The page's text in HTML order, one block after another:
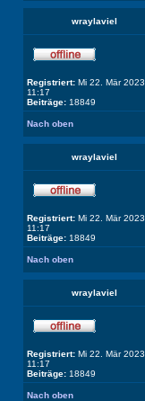
wraylaviel
Registriert: Mi 22. Mär 2023,
11:17
Beiträge: 18849
Nach oben
wraylaviel
Registriert: Mi 22. Mär 2023,
11:17
Beiträge: 18849
Nach oben
wraylaviel
Registriert: Mi 22. Mär 2023,
11:17
Beiträge: 18849
Nach oben